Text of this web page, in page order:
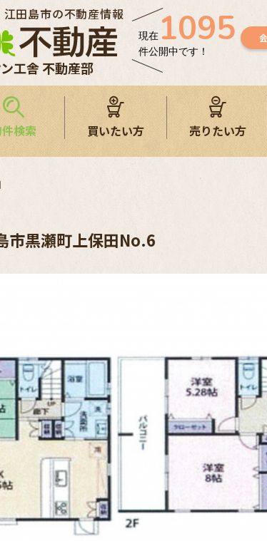
工舎 不動産部
田島市の不動産情報
現在 1095
件公開中です！
検索 買いたい方 売りたい方
市黒瀬町上保田No.6